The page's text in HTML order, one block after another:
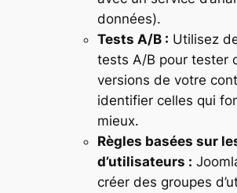
données).
Tests A/B : Utilisez
tests A/B pour tester
versions de votre
identifier celles qui
mieux.
Règles basées sur
d’utilisateurs :
créer des groupes